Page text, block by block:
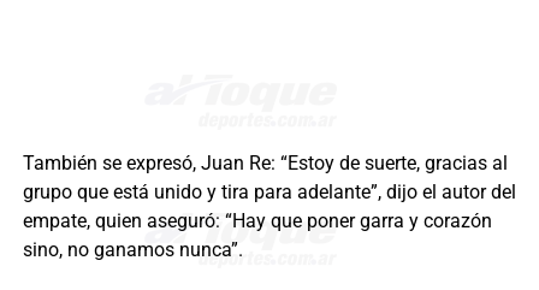
También se expresó, Juan Re: “Estoy de suerte, gracias al
grupo que está unido y tira para adelante”, dijo el autor del
empate, quien aseguró: “Hay que poner garra y corazón
sino, no ganamos nunca”.